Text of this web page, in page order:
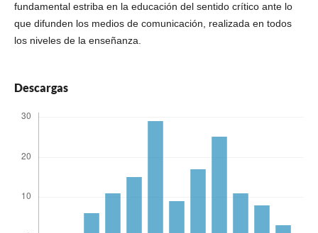
fundamental estriba en la educación del sentido crítico ante lo
que difunden los medios de comunicación, realizada en todos
los niveles de la enseñanza.
Descargas